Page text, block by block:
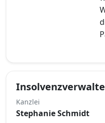
Kanzlei
Stephanie Schmidt